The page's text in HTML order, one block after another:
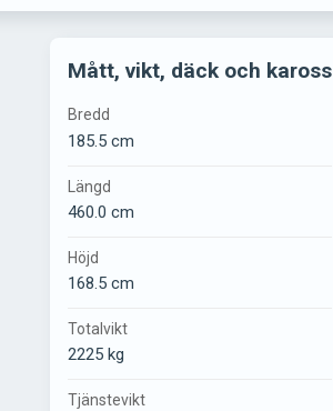
Mått, vikt, däck och kaross
Bredd
185.5 cm
Längd
460.0 cm
Höjd
168.5 cm
Totalvikt
2225 kg
Tjänstevikt